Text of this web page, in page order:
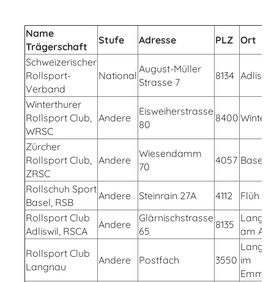
Name
Trägerschaft
Stufe Adresse PLZ Ort
Schweizerischer
Rollsport-
Verband
National
August-Müller
Strasse 7
8134 Adliswil
Winterthurer
Rollsport Club,
WRSC
Andere
Eisweiherstrasse
80
8400
Zürcher
Rollsport Club,
ZRSC
Andere
Wiesendamm
70
4057 Basel
Rollschuh Sport
Basel, RSB
Andere Steinrain 27A 4112
Flüh
Rollsport Club
Adliswil, RSCA
Andere
Glärnischstrasse
65
8135
am
Rollsport Club
Langnau
Andere Postfach 3550 im